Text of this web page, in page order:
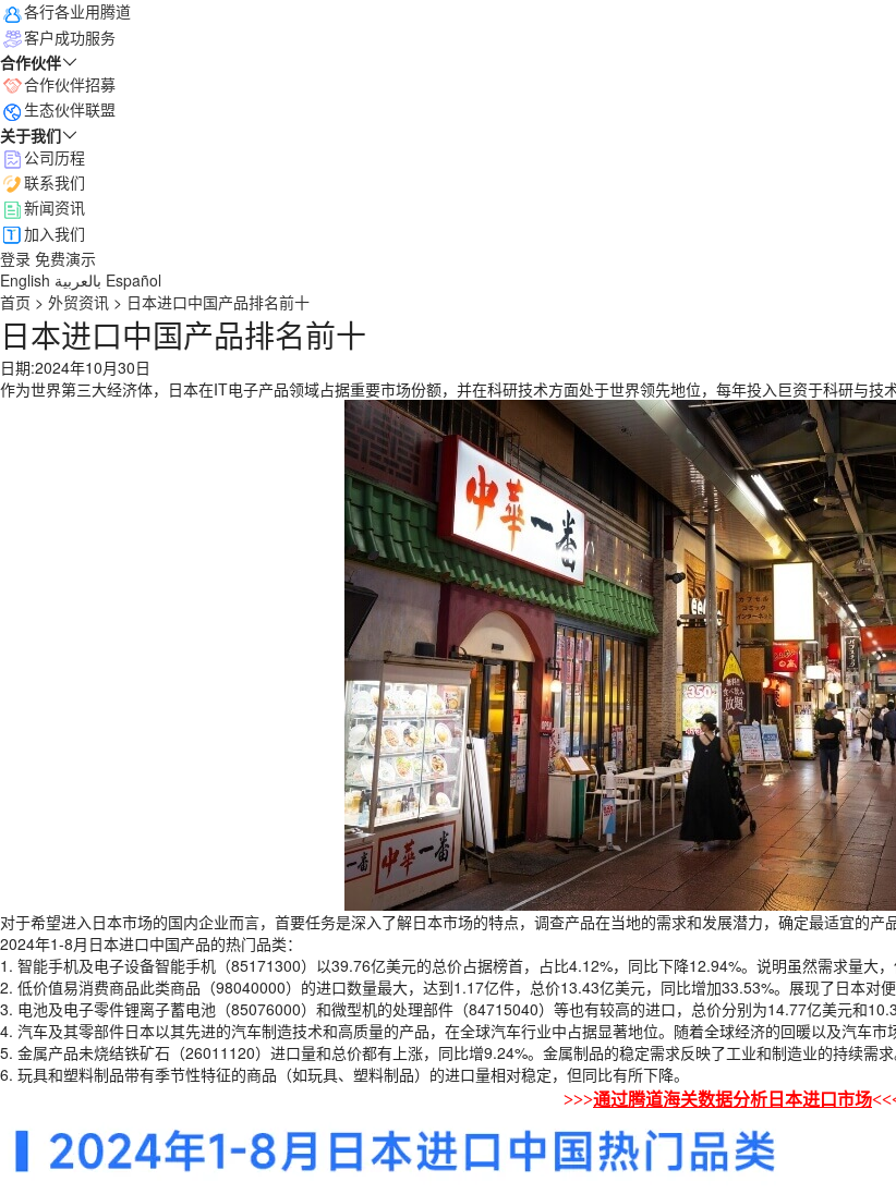
各行各业用腾道
客户成功服务
合作伙伴
合作伙伴招募
生态伙伴联盟
关于我们
公司历程
联系我们
新闻资讯
加入我们
登录 免费演示
English بالعربية Español
首页 > 外贸资讯 > 日本进口中国产品排名前十
日本进口中国产品排名前十
日期:2024年10月30日
作为世界第三大经济体，日本在IT电子产品领域占据重要市场份额，并在科研技术方面处于世界领先地位，每年投入巨资于科研与技
对于希望进入日本市场的国内企业而言，首要任务是深入了解日本市场的特点，调查产品在当地的需求和发展潜力，确定最适宜的产
2024年1-8月日本进口中国产品的热门品类：
1. 智能手机及电子设备智能手机（85171300）以39.76亿美元的总价占据榜首，占比4.12%，同比下降12.94%。说明虽然需求量大，
2. 低价值易消费商品此类商品（98040000）的进口数量最大，达到1.17亿件，总价13.43亿美元，同比增加33.53%。展现了日本对
3. 电池及电子零件锂离子蓄电池（85076000）和微型机的处理部件（84715040）等也有较高的进口，总价分别为14.77亿美元和
4. 汽车及其零部件日本以其先进的汽车制造技术和高质量的产品，在全球汽车行业中占据显著地位。随着全球经济的回暖以及汽车
5. 金属产品未烧结铁矿石（26011120）进口量和总价都有上涨，同比增9.24%。金属制品的稳定需求反映了工业和制造业的持续需求
6. 玩具和塑料制品带有季节性特征的商品（如玩具、塑料制品）的进口量相对稳定，但同比有所下降。
>>>通过腾道海关数据分析日本进口市场